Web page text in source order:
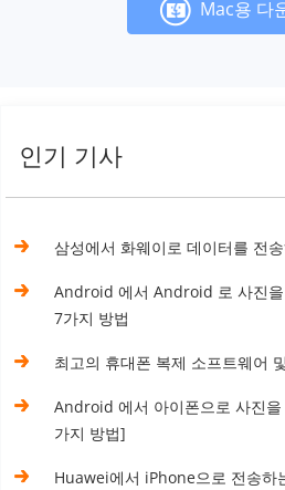
Mac용 다
인기 기사
삼성에서 화웨이로 데이터를 전
Android 에서 Android 로 사진을
7가지 방법
최고의 휴대폰 복제 소프트웨어
Android 에서 아이폰으로 사진
가지 방법]
Huawei에서 iPhone으로 전송하